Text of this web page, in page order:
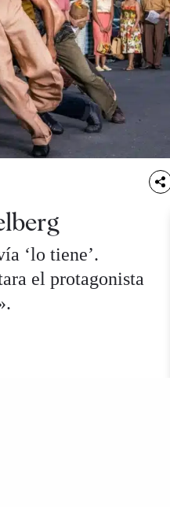
‘lo tiene’.
el protagonista